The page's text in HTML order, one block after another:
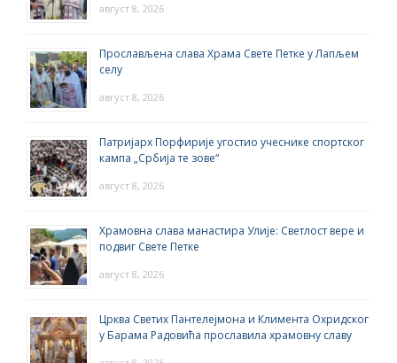
август 8, 2026
Прослављена слава Храма Свете Петке у Лапљем
селу
август 8, 2026
Патријарх Порфирије угостио учеснике спортског
кампа „Србија те зове“
август 8, 2026
Храмовна слава манастира Улије: Светлост вере и
подвиг Свете Петке
август 8, 2026
Црква Светих Пантелејмона и Климента Охридског
у Барама Радовића прославила храмовну славу